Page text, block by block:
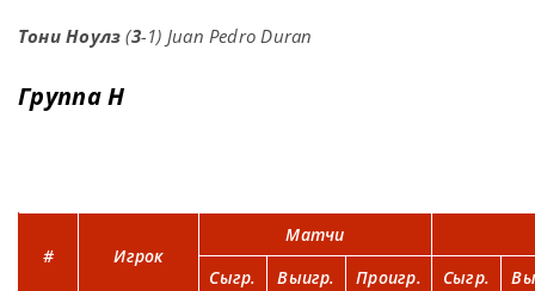
Тони Ноулз (3-1) Juan Pedro Duran
Группа H
# Игрок
Матчи
Сыгр.
Выигр. Проигр. Сыгр.